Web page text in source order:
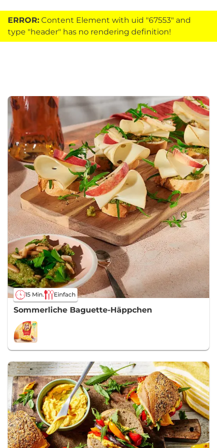
ERROR: Content Element with uid "67553" and
type "header" has no rendering definition!
15 Min. Einfach
Sommerliche Baguette-Häppchen